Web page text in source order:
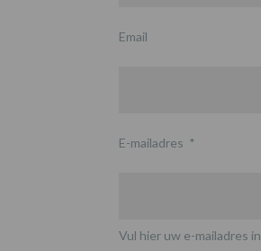
Email
E-mailadres *
Vul hier uw e-mailadres in